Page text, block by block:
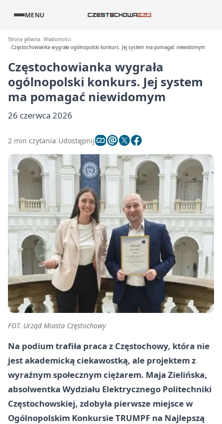
MENU
Strona główna Wiadomości
Częstochowianka wygrała ogólnopolski konkurs. Jej system ma pomagać niewidomym
Częstochowianka wygrała
ogólnopolski konkurs. Jej system
ma pomagać niewidomym
26 czerwca 2026
2 min czytania Udostępnij
FOT. Urząd Miasta Częstochowy
Na podium trafiła praca z Częstochowy, która nie
jest akademicką ciekawostką, ale projektem z
wyraźnym społecznym ciężarem. Maja Zielińska,
absolwentka Wydziału Elektrycznego Politechniki
Częstochowskiej, zdobyła pierwsze miejsce w
Ogólnopolskim Konkursie TRUMPF na Najlepszą